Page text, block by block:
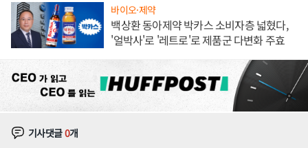
바이오·제약
백상환 동아제약 박카스 소비자층 넓혔다,
'얼박사'로 '레트로'로 제품군 다변화 주효
기사댓글0개